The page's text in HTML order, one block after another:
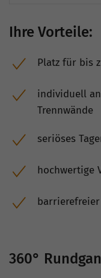
Ihre Vorteile:
Platz für bis
individuell
Trennwände
seriöses
hochwertige
barrierefreier
360°